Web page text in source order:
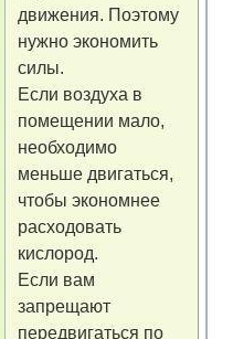
движения. Поэтому
нужно экономить
силы.
Если воздуха в
помещении мало,
необходимо
меньше двигаться,
чтобы экономнее
расходовать
кислород.
Если вам
запрещают
передвигаться по